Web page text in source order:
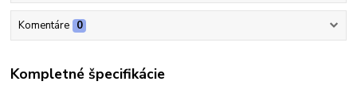
Komentáre 0
Kompletné špecifikácie